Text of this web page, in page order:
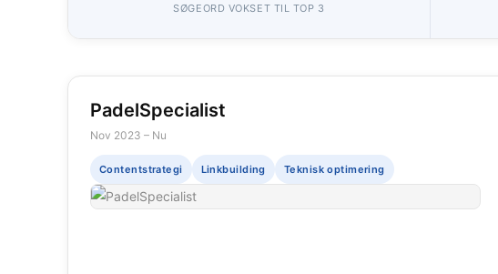
SØGEORD VOKSET TIL TOP 3
PadelSpecialist
Nov 2023 – Nu
Contentstrategi Linkbuilding Teknisk optimering